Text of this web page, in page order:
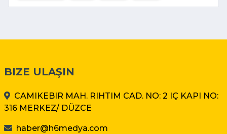
BIZE ULAŞIN
CAMIKEBIR MAH. RIHTIM CAD. NO: 2 IÇ KAPI NO:
316 MERKEZ/ DÜZCE
haber@h6medya.com